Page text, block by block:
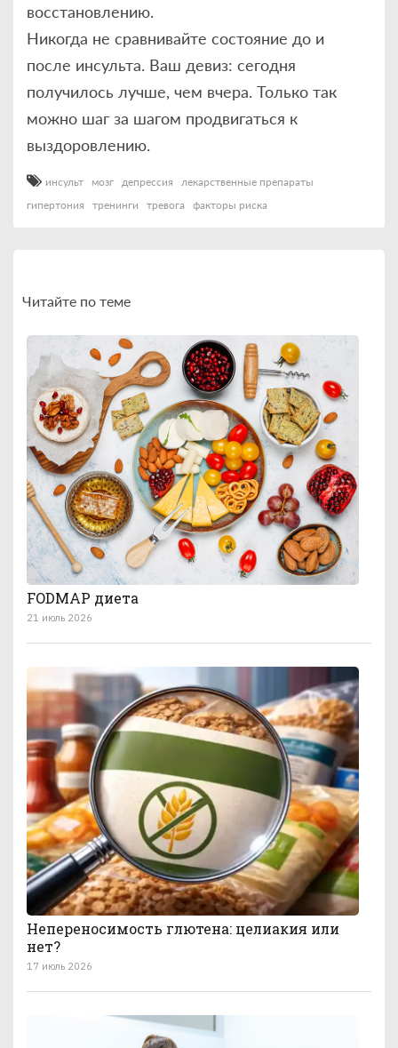
восстановлению.
Никогда не сравнивайте состояние до и
после инсульта. Ваш девиз: сегодня
получилось лучше, чем вчера. Только так
можно шаг за шагом продвигаться к
выздоровлению.
инсульт мозг депрессия
лекарственные препараты
гипертония
тренинги тревога факторы риска
Читайте по теме
FODMAP диета
21 июль 2026
Непереносимость глютена: целиакия или
нет?
17 июль 2026